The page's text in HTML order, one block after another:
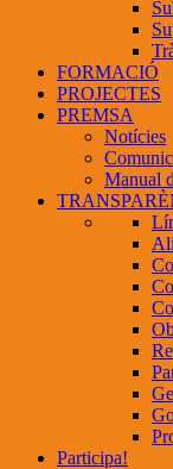
FORMACIÓ
PROJECTES
PREMSA
Notícies
Manual
Participa!